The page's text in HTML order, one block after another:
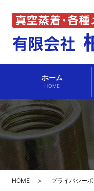
ホーム
HOME
HOME プライバシー